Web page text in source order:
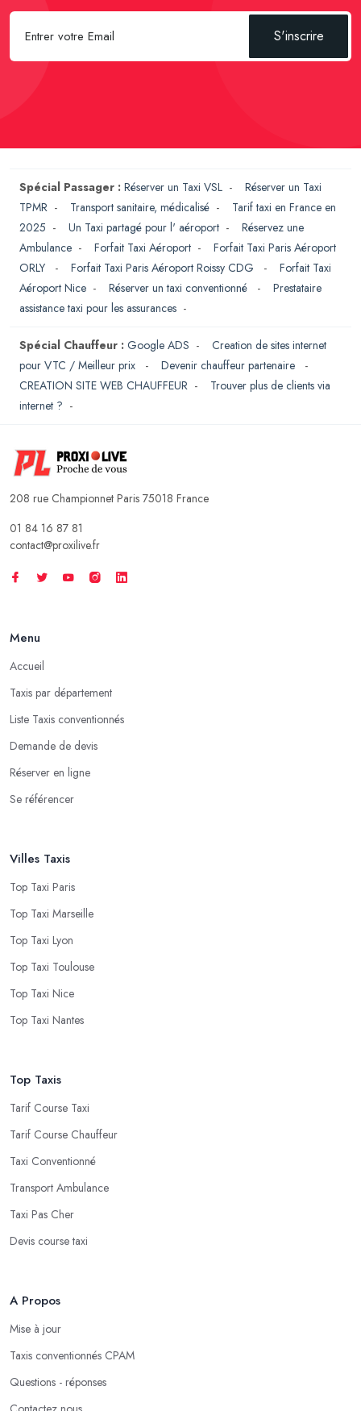
S'inscrire
Spécial Passager : Réserver un Taxi VSL - Réserver un Taxi
TPMR - Transport sanitaire, médicalisé - Tarif taxi en France en
2025 - Un Taxi partagé pour l' aéroport - Réservez une
Ambulance - Forfait Taxi Aéroport - Forfait Taxi Paris Aéroport
ORLY
- Forfait Taxi Paris Aéroport Roissy CDG - Forfait Taxi
Aéroport Nice - Réserver un taxi conventionné - Prestataire
assistance taxi pour les assurances -
Spécial Chauffeur : Google ADS - Creation de sites internet
pour VTC / Meilleur prix
- Devenir chauffeur partenaire
-
CREATION SITE WEB CHAUFFEUR - Trouver plus de clients via
internet ? -
208 rue Championnet Paris 75018 France
01 84 16 87 81
contact@proxilive.fr
Menu
Accueil
Taxis par département
Liste Taxis conventionnés
Demande de devis
Réserver en ligne
Se référencer
Villes Taxis
Top Taxi Paris
Top Taxi Marseille
Top Taxi Lyon
Top Taxi Toulouse
Top Taxi Nice
Top Taxi Nantes
Top Taxis
Tarif Course Taxi
Tarif Course Chauffeur
Taxi Conventionné
Transport Ambulance
Taxi Pas Cher
Devis course taxi
A Propos
Mise à jour
Taxis conventionnés CPAM
Questions - réponses